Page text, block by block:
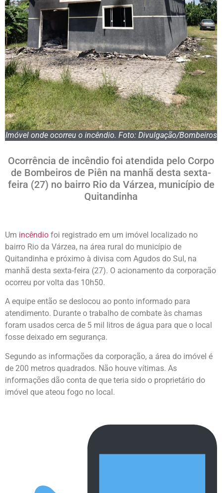
Imóvel onde ocorreu o incêndio. Foto: Divulgação/Bombeiros
Ocorrência de incêndio foi atendida pelo Corpo
de Bombeiros de Piên na manhã desta sexta-
feira (27) no bairro Rio da Várzea, município de
Quitandinha
Um incêndio foi registrado em um imóvel localizado no
bairro Rio da Várzea, na área rural do município de
Quitandinha e próximo à divisa com Agudos do Sul, na
manhã desta sexta-feira (27). O acionamento da corporação
ocorreu por volta das 10h50.
A equipe então se deslocou ao ponto informado para
atendimento. Durante o trabalho de combate às chamas
foram usados cerca de 5 mil litros de água para que o local
fosse deixado em segurança.
Segundo as informações da corporação, a área do imóvel é
de 200 metros quadrados. Não houve vítimas. As
informações dão conta de que teria sido o proprietário do
imóvel que ateou fogo no local.